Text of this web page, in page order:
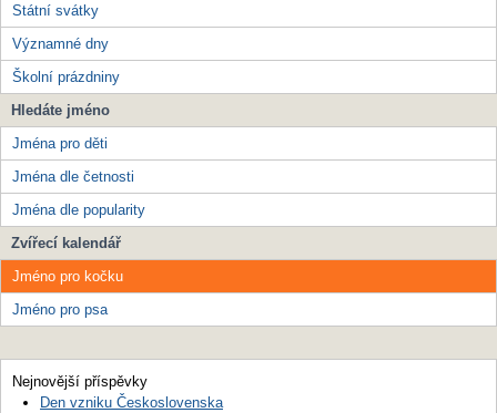
Státní svátky
Významné dny
Školní prázdniny
Hledáte jméno
Jména pro děti
Jména dle četnosti
Jména dle popularity
Zvířecí kalendář
Jméno pro kočku
Jméno pro psa
Nejnovější příspěvky
Den vzniku Československa